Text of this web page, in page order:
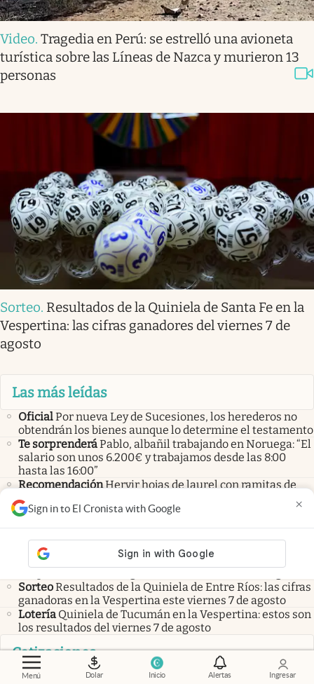
Menú Dolar Inicio Alertas Ingresar
Sign in to El Cronista with Google ×
Video. Tragedia en Perú: se estrelló una avioneta
turística sobre las Líneas de Nazca y murieron 13
personas
Sorteo. Resultados de la Quiniela de Santa Fe en la
Vespertina: las cifras ganadores del viernes 7 de
agosto
Las más leídas
OficialPor nueva Ley de Sucesiones, los herederos no
obtendrán los bienes aunque lo determine el testamento
Te sorprenderáPablo, albañil trabajando en Noruega: “El
salario son unos 6.200€ y trabajamos desde las 8:00
hasta las 16:00”
RecomendaciónHervir hojas de laurel con ramitas de
canela y clavo de olor | Por qué recomiendan hacerlo y
para qué sirve
Últimas noticias
Sorteo
Resultados de la Quiniela de Santa Fe en la
SorteoResultados de la Quiniela de Entre Ríos: las cifras
ganadoras en la Vespertina este viernes 7 de agosto
Lotería Quiniela de Tucumán en la Vespertina: estos son
los resultados del viernes 7 de agosto
Cotizaciones
Divisas
Precio del DÓLAR HOY: así cerró la cotización de